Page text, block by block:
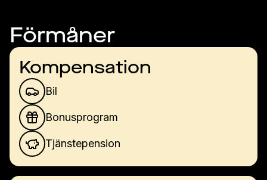
Förmåner
Kompensation
Bil
Bonusprogram
Tjänstepension